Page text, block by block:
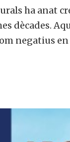
ha anat
dècades.
negatius en